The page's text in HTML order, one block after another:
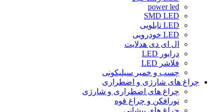
power led
SMD LED
LED تابلویی
LED خودرویی
ال ای دی هدلایت
درایور LED
فلاشر LED
چسب و خمیر سیلیکونی
چراغ های شارژی و اضطراری
چراغ های اضطراری و شارژی
نورافکن و چراغ قوه
چراغ های پیشانی